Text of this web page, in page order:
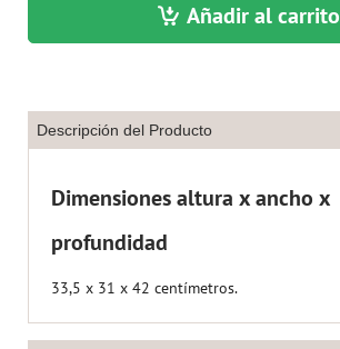
Añadir al carrito
Descripción del Producto
Dimensiones altura x ancho x
profundidad
33,5 x 31 x 42 centímetros.